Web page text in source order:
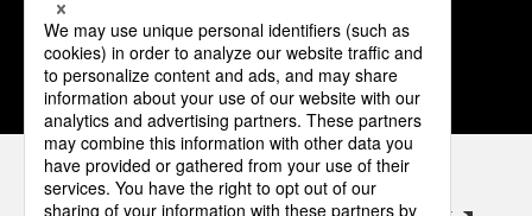
3 4 5 6 7
パナソニックの電気設備 SNSアカウント